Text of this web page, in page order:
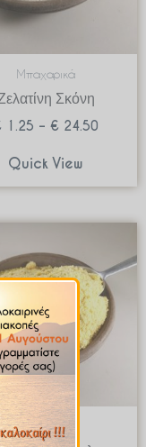
Μπαχαρικά
Σκόνη
1.25 – € 24.50
Quick View
Μπαχαρικά
€ 0.97
through
€ 19.40